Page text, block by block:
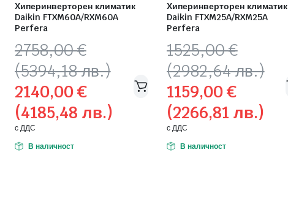
Хиперинверторен климатик
Daikin FTXM60A/RXM60A
Perfera
2758,00€
(5394,18 лв.)
Original
price
was:
2758,00 €
(5394,18
лв.).
2140,00€
(4185,48 лв.)
Текущата
цена
е:
2140,00 €
(4185,48
лв.).
с ДДС
В наличност
Хиперинверторен климатик
Daikin FTXM25A/RXM25A
Perfera
1525,00€
(2982,64 лв.)
Original
price
was:
1525,00 €
(2982,64
лв.).
1159,00€
(2266,81 лв.)
Текущата
цена
е:
1159,00 €
(2266,81
лв.).
с ДДС
В наличност